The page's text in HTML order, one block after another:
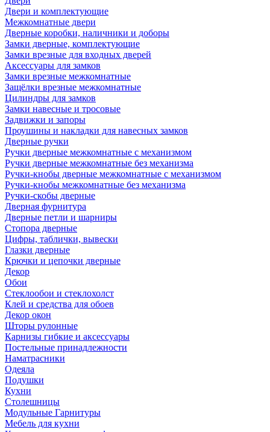
Двери и комплектующие
Межкомнатные двери
Дверные коробки, наличники и доборы
Замки дверные, комплектующие
Замки врезные для входных дверей
Аксессуары для замков
Замки врезные межкомнатные
Защёлки врезные межкомнатные
Цилиндры для замков
Замки навесные и тросовые
Задвижки и запоры
Проушины и накладки для навесных замков
Дверные ручки
Ручки дверные межкомнатные с механизмом
Ручки дверные межкомнатные без механизма
Ручки-кнобы дверные межкомнатные с механизмом
Ручки-кнобы межкомнатные без механизма
Ручки-скобы дверные
Дверная фурнитура
Дверные петли и шарниры
Стопора дверные
Цифры, таблички, вывески
Глазки дверные
Крючки и цепочки дверные
Декор
Обои
Стеклообои и стеклохолст
Клей и средства для обоев
Декор окон
Шторы рулонные
Карнизы гибкие и аксессуары
Постельные принадлежности
Наматрасники
Одеяла
Подушки
Кухни
Столешницы
Модульные Гарнитуры
Мебель для кухни